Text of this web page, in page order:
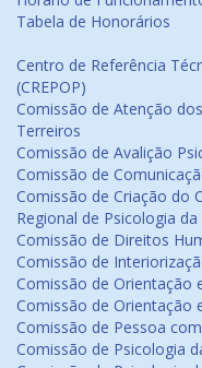
Tabela de Honorários
Centro de Referência
(CREPOP)
Comissão de Atenção
Terreiros
Comissão de Avalição
Comissão de
Comissão de Criação do
Regional de Psicologia da
Comissão de Direitos
Comissão de
Comissão de Orientação
Comissão de Orientação
Comissão de Pessoa
Comissão de Psicologia